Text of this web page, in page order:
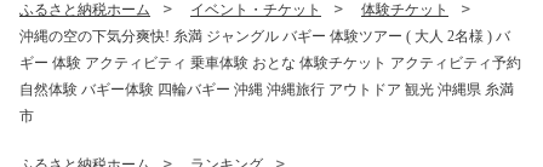
ふるさと納税ホーム イベント・チケット
体験チケット
沖縄の空の下気分爽快! 糸満 ジャングル バギー 体験ツアー ( 大人 2名様 ) バ
ギー 体験 アクティビティ 乗車体験 おとな 体験チケット アクティビティ予約
自然体験 バギー体験 四輪バギー 沖縄 沖縄旅行 アウトドア 観光 沖縄県 糸満
市